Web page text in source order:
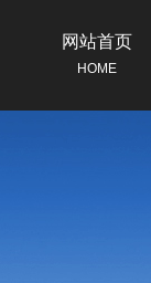
网站首页
HOME